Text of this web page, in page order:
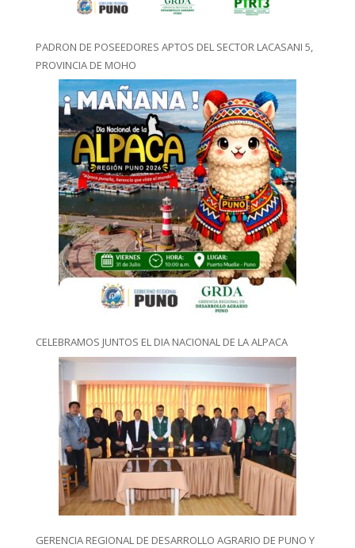
PADRON DE POSEEDORES APTOS DEL SECTOR LACASANI 5,
PROVINCIA DE MOHO
CELEBRAMOS JUNTOS EL DIA NACIONAL DE LA ALPACA
GERENCIA REGIONAL DE DESARROLLO AGRARIO DE PUNO Y